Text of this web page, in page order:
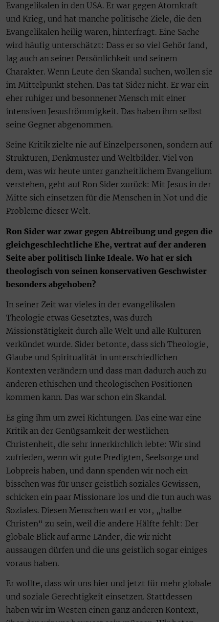
Evangelikalen in den USA. Er war gegen Atomkraft
und Krieg, und hat manche politische Ziele, die den
Evangelikalen heilig waren, hinterfragt. Eine Sache
wird häufig unterschätzt: Dass er so viel Gehör fand,
lag auch an seiner Persönlichkeit und seinem
Charakter. Wenn Leute den Skandal suchen, wollen sie
im Mittelpunkt stehen. Das tat Sider nicht. Er war ein
eher ruhiger und besonnener Mensch mit einer
intensiven Jesusfrömmigkeit. Das haben ihm selbst
seine Gegner abgenommen.
Seine Kritik zielte nie auf Einzelpersonen, sondern auf
Strukturen, Denkmuster und Weltbilder. Viel von
dem, was wir heute unter ganzheitlichem Evangelium
verstehen, geht auf Ron Sider zurück: Mit Jesus in der
Mitte sich einsetzen für die Menschen in Not und die
Probleme dieser Welt.
Ron Sider war zwar gegen Abtreibung und gegen die
gleichgeschlechtliche Ehe, vertrat auf der anderen
Seite aber politisch linke Ideale. Wo hat er sich
theologisch von seinen konservativen Geschwister
besonders abgehoben?
In seiner Zeit war vieles in der evangelikalen
Theologie etwas Gesetztes, was durch
Missionstätigkeit durch alle Welt und alle Kulturen
verkündet wurde. Sider betonte, dass sich Theologie,
Glaube und Spiritualität in unterschiedlichen
Kontexten verändern und dass man dadurch auch zu
anderen ethischen und theologischen Positionen
kommen kann. Das war schon ein Skandal.
Es ging ihm um zwei Richtungen. Das eine war eine
Kritik an der Genügsamkeit der westlichen
Christenheit, die sehr innerkirchlich lebte: Wir sind
zufrieden, wenn wir gute Predigten, Seelsorge und
Lobpreis haben, und dann spenden wir noch ein
bisschen was für unser geistlich soziales Gewissen,
schicken ein paar Missionare los und die tun auch was
Soziales. Diesen Menschen warf er vor, „halbe
Christen“ zu sein, weil die andere Hälfte fehlt: Der
globale Blick auf arme Länder, die wir nicht
aussaugen dürfen und die uns geistlich sogar einiges
voraus haben.
Er wollte, dass wir uns hier und jetzt für mehr globale
und soziale Gerechtigkeit einsetzen. Stattdessen
haben wir im Westen einen ganz anderen Kontext,